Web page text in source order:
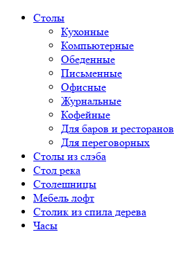
Столы
Кухонные
Компьютерные
Обеденные
Письменные
Офисные
Журнальные
Кофейные
Для баров и ресторанов
Для переговорных
Столы из слэба
Стол река
Столешницы
Мебель лофт
Столик из спила дерева
Часы